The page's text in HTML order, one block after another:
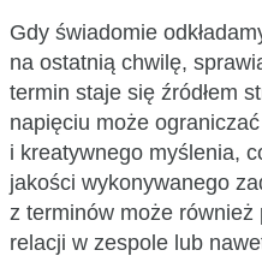
Gdy świadomie
na ostatnią chwilę,
termin staje się źródłem
napięciu może
i kreatywnego myślenia,
jakości wykonywanego
z terminów może
relacji w zespole lub